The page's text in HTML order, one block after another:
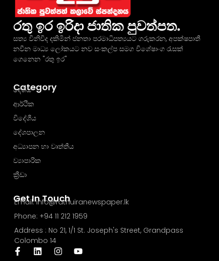
රතු ඉර ඉරිදා ජාතික පුවත්පත.
සත්‍ය විනිවිද දකිමින් ජනතා පරමාධිපත්‍යයට ගරුකරන, අපක්ෂපාතී
නවීන මාධ්‍ය ලෝකයට නව සංකල්ප සමග විශේෂාංග රැසක්
ගෙනෙන "රතු ඉර"
Get In Touch
Email: info@rathuiranewspaper.lk
Phone: +94 11 212 1959
Address : No 21, 1/1 St. Joseph's Street, Grandpass
Colombo 14
Category
දේශීය
ආර්ථික
විදේශීය
දේශපාලන
අධ්‍යාපන හා වෘත්තීය
ව්‍යාපාරික
ක්‍රීඩා